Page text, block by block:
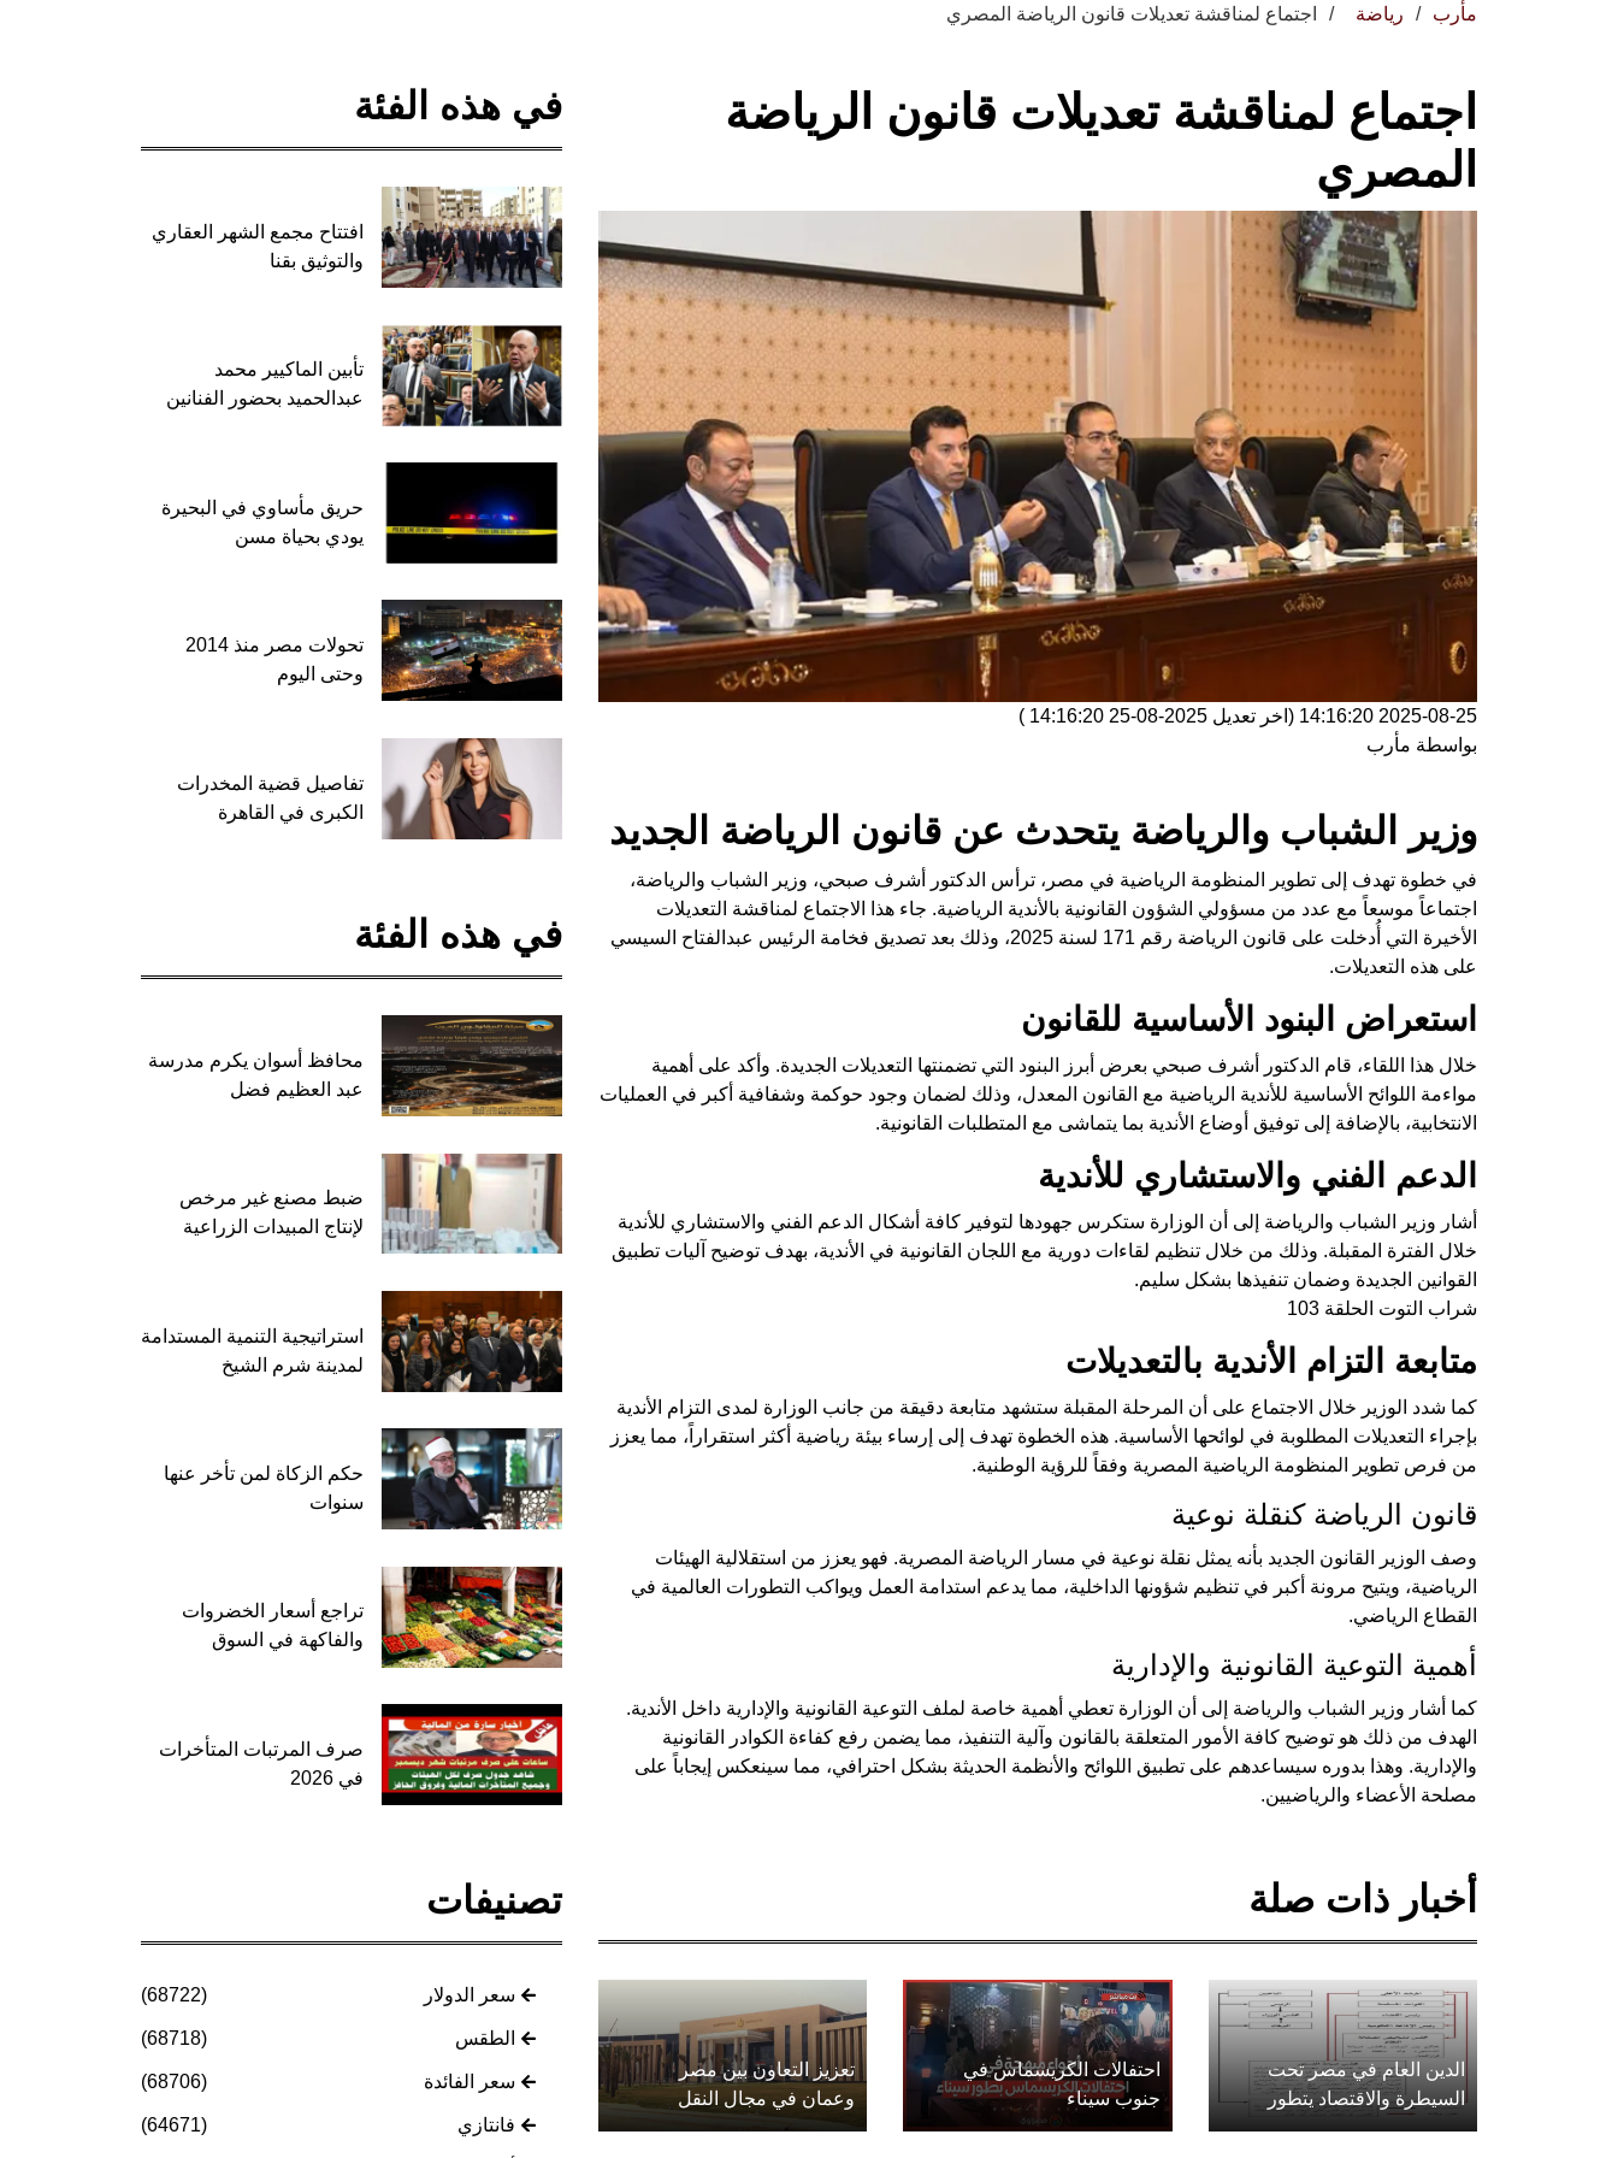
مأرب رياضة اجتماع لمناقشة تعديلات قانون الرياضة المصري
اجتماع لمناقشة تعديلات قانون الرياضة
المصري
2025-08-25 14:16:20 (اخر تعديل 2025-08-25 14:16:20
)
بواسطة مأرب
وزير الشباب والرياضة يتحدث عن قانون الرياضة الجديد
في خطوة تهدف إلى تطوير المنظومة الرياضية في مصر، ترأس الدكتور أشرف صبحي، وزير الشباب والرياضة،
اجتماعاً موسعاً مع عدد من مسؤولي الشؤون القانونية بالأندية الرياضية. جاء هذا الاجتماع لمناقشة التعديلات
الأخيرة التي أُدخلت على قانون الرياضة رقم 171 لسنة 2025، وذلك بعد تصديق فخامة الرئيس عبدالفتاح السيسي
على هذه التعديلات.
استعراض البنود الأساسية للقانون
خلال هذا اللقاء، قام الدكتور أشرف صبحي بعرض أبرز البنود التي تضمنتها التعديلات الجديدة. وأكد على أهمية
مواءمة اللوائح الأساسية للأندية الرياضية مع القانون المعدل، وذلك لضمان وجود حوكمة وشفافية أكبر في العمليات
الانتخابية، بالإضافة إلى توفيق أوضاع الأندية بما يتماشى مع المتطلبات القانونية.
الدعم الفني والاستشاري للأندية
أشار وزير الشباب والرياضة إلى أن الوزارة ستكرس جهودها لتوفير كافة أشكال الدعم الفني والاستشاري للأندية
خلال الفترة المقبلة. وذلك من خلال تنظيم لقاءات دورية مع اللجان القانونية في الأندية، بهدف توضيح آليات تطبيق
القوانين الجديدة وضمان تنفيذها بشكل سليم.
شراب التوت الحلقة 103
متابعة التزام الأندية بالتعديلات
كما شدد الوزير خلال الاجتماع على أن المرحلة المقبلة ستشهد متابعة دقيقة من جانب الوزارة لمدى التزام الأندية
بإجراء التعديلات المطلوبة في لوائحها الأساسية. هذه الخطوة تهدف إلى إرساء بيئة رياضية أكثر استقراراً، مما يعزز
من فرص تطوير المنظومة الرياضية المصرية وفقاً للرؤية الوطنية.
قانون الرياضة كنقلة نوعية
وصف الوزير القانون الجديد بأنه يمثل نقلة نوعية في مسار الرياضة المصرية. فهو يعزز من استقلالية الهيئات
الرياضية، ويتيح مرونة أكبر في تنظيم شؤونها الداخلية، مما يدعم استدامة العمل ويواكب التطورات العالمية في
القطاع الرياضي.
أهمية التوعية القانونية والإدارية
كما أشار وزير الشباب والرياضة إلى أن الوزارة تعطي أهمية خاصة لملف التوعية القانونية والإدارية داخل الأندية.
الهدف من ذلك هو توضيح كافة الأمور المتعلقة بالقانون وآلية التنفيذ، مما يضمن رفع كفاءة الكوادر القانونية
والإدارية. وهذا بدوره سيساعدهم على تطبيق اللوائح والأنظمة الحديثة بشكل احترافي، مما سينعكس إيجاباً على
مصلحة الأعضاء والرياضيين.
أخبار ذات صلة
الدين العام في مصر تحت
السيطرة والاقتصاد يتطور
احتفالات الكريسماس في
جنوب سيناء
تعزيز التعاون بين مصر
وعمان في مجال النقل
في هذه الفئة
افتتاح مجمع الشهر العقاري
والتوثيق بقنا
تأبين الماكيير محمد
عبدالحميد بحضور الفنانين
حريق مأساوي في البحيرة
يودي بحياة مسن
تحولات مصر منذ 2014
وحتى اليوم
تفاصيل قضية المخدرات
الكبرى في القاهرة
في هذه الفئة
محافظ أسوان يكرم مدرسة
عبد العظيم فضل
ضبط مصنع غير مرخص
لإنتاج المبيدات الزراعية
استراتيجية التنمية المستدامة
لمدينة شرم الشيخ
حكم الزكاة لمن تأخر عنها
سنوات
تراجع أسعار الخضروات
والفاكهة في السوق
صرف المرتبات المتأخرات
في 2026
تصنيفات
سعر الدولار (68722)
الطقس (68718)
سعر الفائدة (68706)
فانتازي (64671)